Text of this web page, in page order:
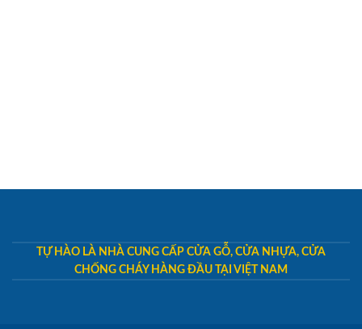
TỰ HÀO LÀ NHÀ CUNG CẤP CỬA GỖ, CỬA NHỰA, CỬA
CHỐNG CHÁY HÀNG ĐẦU TẠI VIỆT NAM